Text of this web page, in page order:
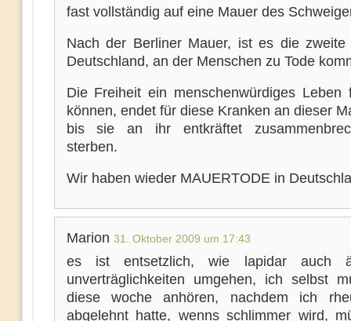
fast vollständig auf eine Mauer des
Nach der Berliner Mauer, ist es die
Deutschland, an der Menschen zu Tode
Die Freiheit ein menschenwürdiges Leben
können, endet für diese Kranken an dieser
bis sie an ihr entkräftet
sterben.
Wir haben wieder MAUERTODE in
Marion 31. Oktober 2009 um 17:43
es ist entsetzlich, wie lapidar auch
unverträglichkeiten umgehen, ich selbst
diese woche anhören, nachdem ich
abgelehnt hatte, wenns schlimmer wird,